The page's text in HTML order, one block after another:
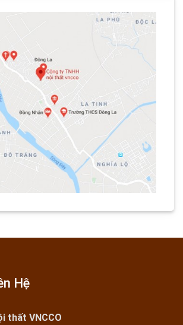
Hệ
thất VNCCO